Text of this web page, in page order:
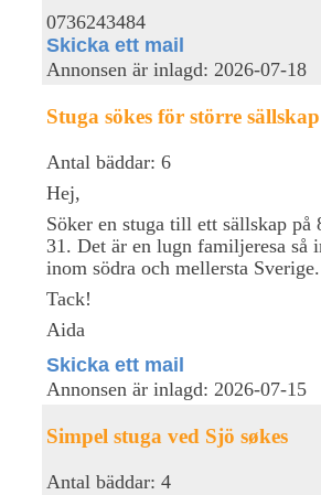
0736243484
Skicka ett mail
Annonsen är inlagd: 2026-07-18
Stuga sökes för större
Antal bäddar: 6
Hej,
Söker en stuga till ett sällskap
31. Det är en lugn familjeresa så
inom södra och mellersta Sverige.
Tack!
Aida
Skicka ett mail
Annonsen är inlagd: 2026-07-15
Simpel stuga ved Sjö søkes
Antal bäddar: 4